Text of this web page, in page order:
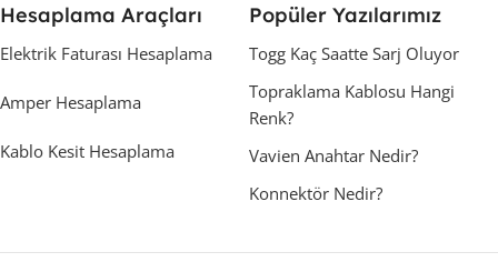
Hesaplama Araçları
Elektrik Faturası Hesaplama
Amper Hesaplama
Kablo Kesit Hesaplama
Popüler Yazılarımız
Togg Kaç Saatte Sarj Oluyor
Topraklama Kablosu Hangi
Renk?
Vavien Anahtar Nedir?
Konnektör Nedir?